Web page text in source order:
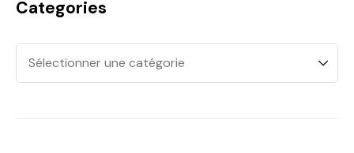
Categories